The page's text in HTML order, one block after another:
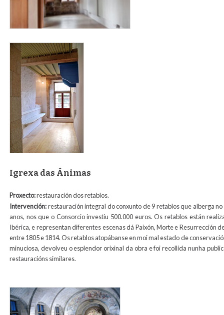
402px-casa_del_cabildo_raina_cambota_azul.jpg
Igrexa das Ánimas
Proxecto:restauración dos retablos.
Intervención:restauración integral do conxunto de 9 retablos que alberga
anos, nos que o Consorcio investiu 500.000 euros. Os retablos están
Ibérica, e representan diferentes escenas dá Paixón, Morte e Resurrección
entre 1805 e 1814. Os retablos atopábanse en moi mal estado de
minuciosa, devolveu o esplendor orixinal da obra e foi recollida nunha
restauracións similares.
animas_int1_media.jpg